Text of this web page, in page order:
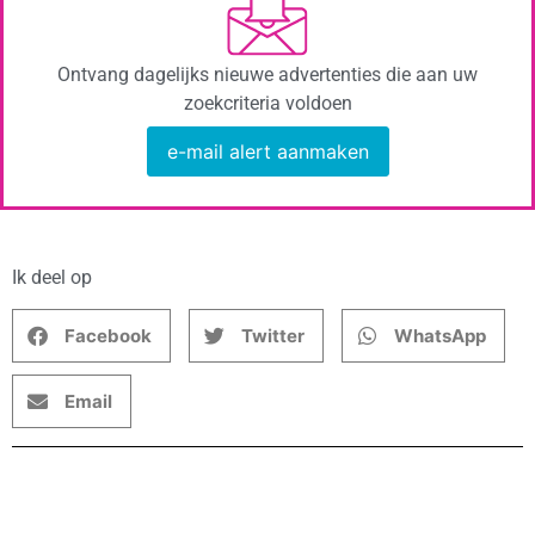
Ontvang dagelijks nieuwe advertenties die aan uw
zoekcriteria voldoen
e-mail alert aanmaken
Ik deel op
Facebook Twitter WhatsApp
Email